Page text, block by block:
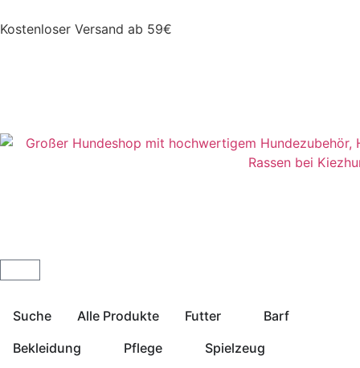
Kostenloser Versand ab 59€
Suche Alle Produkte Futter
Barf
Bekleidung
Pflege
Spielzeug